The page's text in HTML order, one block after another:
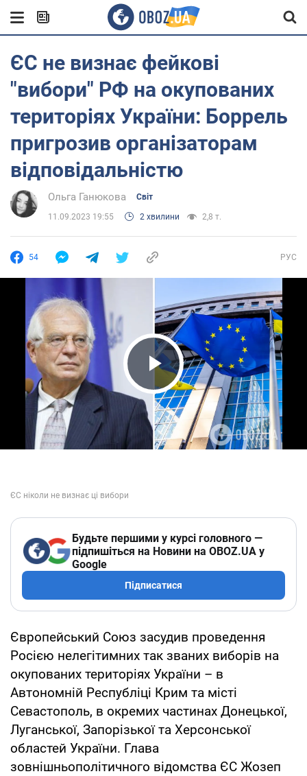
ЄС не визнає фейкові
"вибори" РФ на окупованих
територіях України: Боррель
пригрозив організаторам
відповідальністю
Ольга Ганюкова Світ
11.09.2023 19:55 2 хвилини 2,8 т.
54 РУС
Play Video
Будьте першими у курсі головного —
підпишіться на Новини на OBOZ.UA у
Google
Підписатися
Європейський Союз засудив проведення
Росією нелегітимних так званих виборів на
окупованих територіях України – в
Автономній Республіці Крим та місті
Севастополь, в окремих частинах Донецької,
Луганської, Запорізької та Херсонської
областей України. Глава
зовнішньополітичного відомства ЄС Жозеп